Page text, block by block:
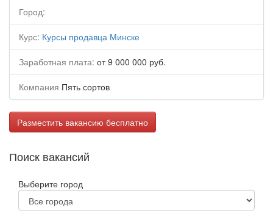
Город:
Курс: Курсы продавца Минске
Заработная плата: от 9 000 000 руб.
Компания Пять сортов
Разместить вакансию бесплатно
Поиск вакансий
Выберите город